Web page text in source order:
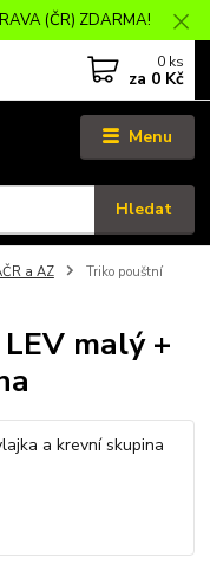
(ČR) ZDARMA!
Menu
Hledat
0 ks
za 0 Kč
a AZ
Triko pouštní
malý +